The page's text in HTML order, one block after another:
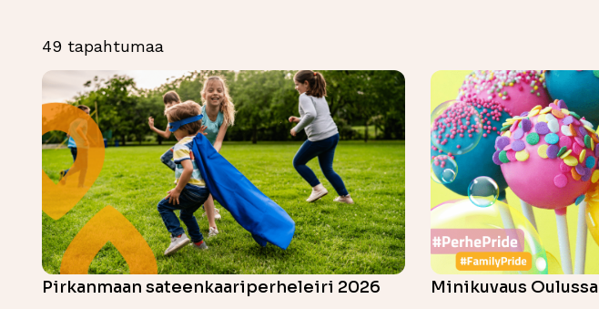
49 tapahtumaa
Pirkanmaan sateenkaariperheleiri 2026 Minikuvaus Oulussa